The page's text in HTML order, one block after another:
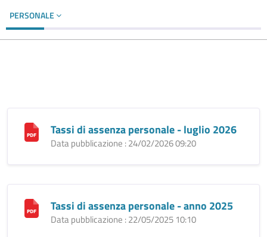
PERSONALE
Tassi di assenza personale - luglio 2026
Data pubblicazione : 24/02/2026 09:20
Tassi di assenza personale - anno 2025
Data pubblicazione : 22/05/2025 10:10